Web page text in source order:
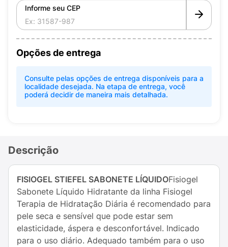
Informe seu CEP
Opções de entrega
Consulte pelas opções de entrega disponíveis para a
localidade desejada. Na etapa de entrega, você
poderá decidir de maneira mais detalhada.
Descrição
FISIOGEL STIEFEL SABONETE LÍQUIDOFisiogel
Sabonete Líquido Hidratante da linha Fisiogel
Terapia de Hidratação Diária é recomendado para
pele seca e sensível que pode estar sem
elasticidade, áspera e desconfortável. Indicado
para o uso diário. Adequado também para o uso